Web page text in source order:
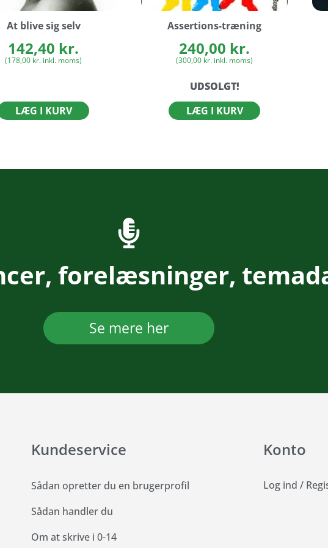
At blive sig selv
142,40 kr.
(178,00 kr. inkl. moms)
LÆG I KURV
Assertions-træning
240,00 kr.
(300,00 kr. inkl. moms)
UDSOLGT!
LÆG I KURV
forelæsninger,
Se mere her
Kundeservice
Sådan opretter du en brugerprofil
Sådan handler du
Om at skrive i 0-14
Konto
Log ind /